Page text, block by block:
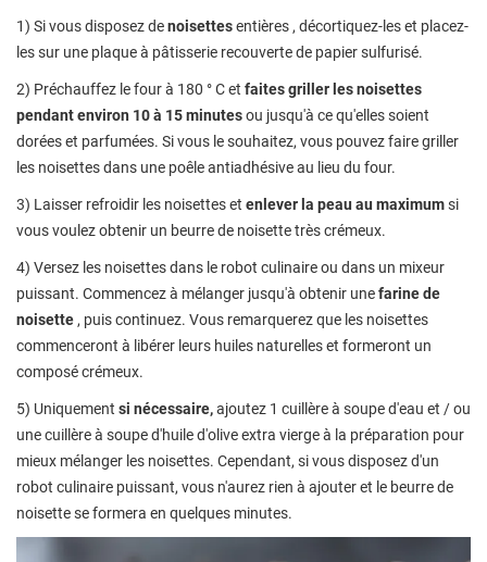
1) Si vous disposez denoisettesentières , décortiquez-les et placez-
les sur une plaque à pâtisserie recouverte de papier sulfurisé.
2) Préchauffez le four à 180 ° C et faites griller les noisettes
pendant environ 10 à 15 minutesou jusqu'à ce qu'elles soient
dorées et parfumées. Si vous le souhaitez, vous pouvez faire griller
les noisettes dans une poêle antiadhésive au lieu du four.
3) Laisser refroidir les noisettes et enlever la peau au maximumsi
vous voulez obtenir un beurre de noisette très crémeux.
4) Versez les noisettes dans le robot culinaire ou dans un mixeur
puissant. Commencez à mélanger jusqu'à obtenir unefarine de
noisette , puis continuez. Vous remarquerez que les noisettes
commenceront à libérer leurs huiles naturelles et formeront un
composé crémeux.
5) Uniquement si nécessaire,ajoutez 1 cuillère à soupe d'eau et / ou
une cuillère à soupe d'huile d'olive extra vierge à la préparation pour
mieux mélanger les noisettes. Cependant, si vous disposez d'un
robot culinaire puissant, vous n'aurez rien à ajouter et le beurre de
noisette se formera en quelques minutes.